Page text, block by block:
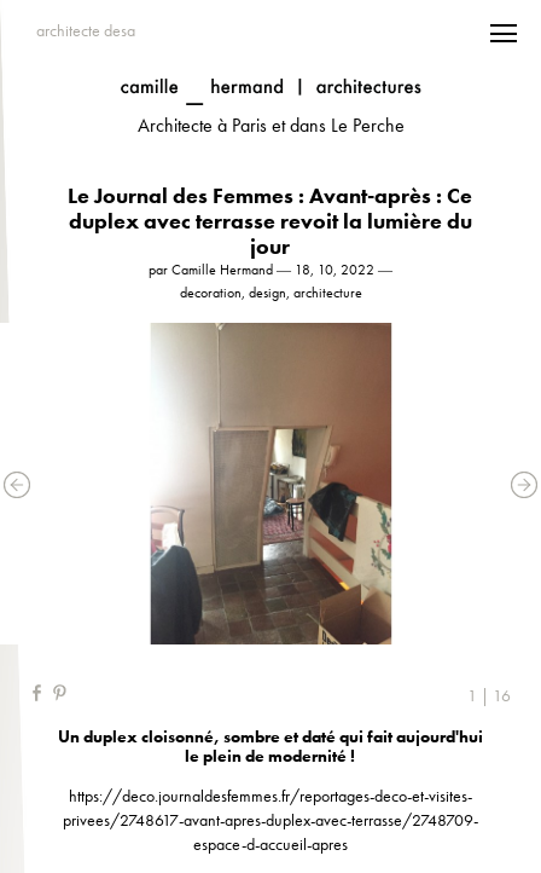
architecte desa
Architecte à Paris et dans Le Perche
Le Journal des Femmes : Avant-après : Ce
duplex avec terrasse revoit la lumière du
jour
par Camille Hermand ― 18, 10, 2022 ―
decoration, design, architecture
1 | 16
Un duplex cloisonné, sombre et daté qui fait aujourd'hui
le plein de modernité !
https://deco.journaldesfemmes.fr/reportages-deco-et-visites-
privees/2748617-avant-apres-duplex-avec-terrasse/2748709-
espace-d-accueil-apres